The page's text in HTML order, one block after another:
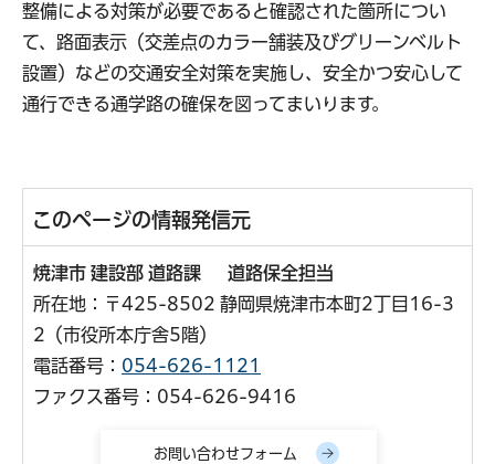
整備による対策が必要であると確認された箇所につい
て、路面表示（交差点のカラー舗装及びグリーンベルト
設置）などの交通安全対策を実施し、安全かつ安心して
通行できる通学路の確保を図ってまいります。
このページの情報発信元
焼津市 建設部 道路課 道路保全担当
所在地：〒425-8502 静岡県焼津市本町2丁目16-3
2（市役所本庁舎5階）
電話番号： 054-626-1121
ファクス番号：054-626-9416